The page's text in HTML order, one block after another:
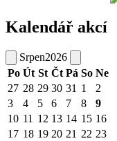
Kalendář akcí
Srpen2026
Po Út St Čt Pá So Ne
27 28 29 30 31 1
2
3
4 5 6 7 8
9
10 11 12 13 14 15 16
17 18 19 20 21 22 23